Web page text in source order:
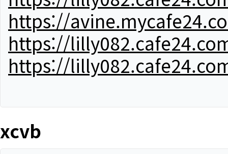
https://
https://
https://
xcvb